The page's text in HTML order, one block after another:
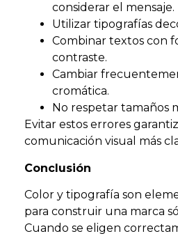
considerar el mensaje.
Utilizar tipografías
Combinar textos con
contraste.
Cambiar
cromática.
No respetar tamaños
Evitar estos errores
comunicación visual más
Conclusión
Color y tipografía son
para construir una marca
Cuando se eligen